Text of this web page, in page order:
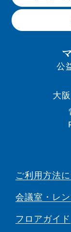
公
大
ご利用方法
会議室・ レ
フロアガイド